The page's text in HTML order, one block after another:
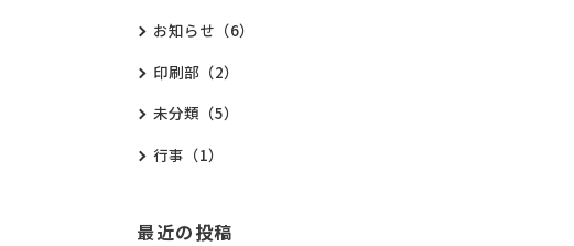
お知らせ （6）
印刷部 （2）
未分類 （5）
行事 （1）
最近の投稿